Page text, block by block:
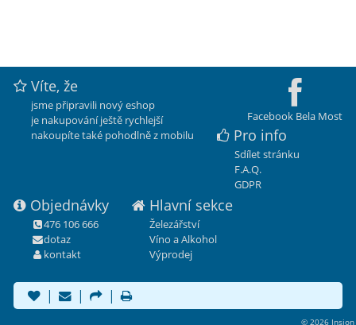
Facebook Bela Most
Víte, že
jsme připravili nový eshop
je nakupování ještě rychlejší
nakoupíte také pohodlně z mobilu
Pro info
Sdílet stránku
F.A.Q.
GDPR
Objednávky
476 106 666
dotaz
kontakt
Hlavní sekce
Železářství
Víno a Alkohol
Výprodej
| | |
© 2026 Insion